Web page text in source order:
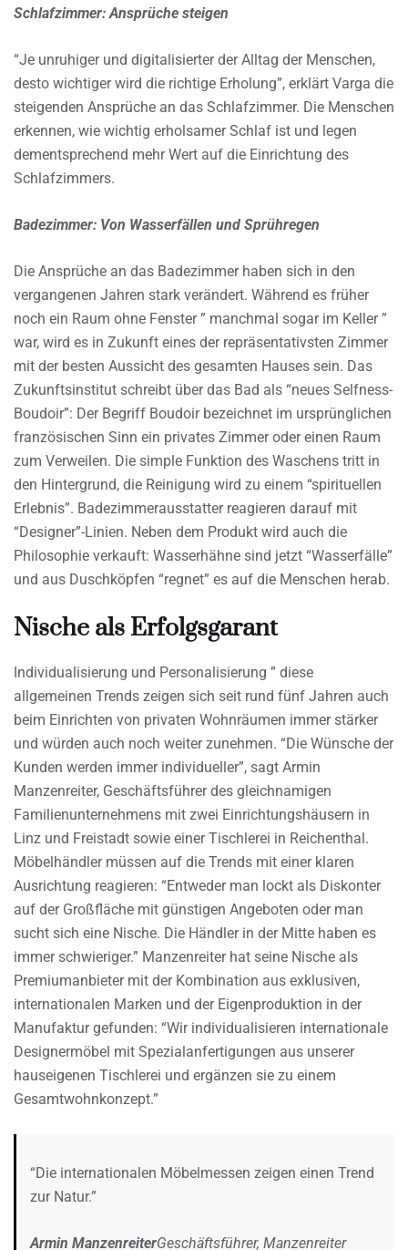
Schlafzimmer: Ansprüche steigen
“Je unruhiger und digitalisierter der Alltag der Menschen,
desto wichtiger wird die richtige Erholung”, erklärt Varga die
steigenden Ansprüche an das Schlafzimmer. Die Menschen
erkennen, wie wichtig erholsamer Schlaf ist und legen
dementsprechend mehr Wert auf die Einrichtung des
Schlafzimmers.
Badezimmer: Von Wasserfällen und Sprühregen
Die Ansprüche an das Badezimmer haben sich in den
vergangenen Jahren stark verändert. Während es früher
noch ein Raum ohne Fenster ” manchmal sogar im Keller ”
war, wird es in Zukunft eines der repräsentativsten Zimmer
mit der besten Aussicht des gesamten Hauses sein. Das
Zukunftsinstitut schreibt über das Bad als “neues Selfness-
Boudoir”: Der Begriff Boudoir bezeichnet im ursprünglichen
französischen Sinn ein privates Zimmer oder einen Raum
zum Verweilen. Die simple Funktion des Waschens tritt in
den Hintergrund, die Reinigung wird zu einem “spirituellen
Erlebnis”. Badezimmerausstatter reagieren darauf mit
“Designer”-Linien. Neben dem Produkt wird auch die
Philosophie verkauft: Wasserhähne sind jetzt “Wasserfälle”
und aus Duschköpfen “regnet” es auf die Menschen herab.
Nische als Erfolgsgarant
Individualisierung und Personalisierung ” diese
allgemeinen Trends zeigen sich seit rund fünf Jahren auch
beim Einrichten von privaten Wohnräumen immer stärker
und würden auch noch weiter zunehmen. “Die Wünsche der
Kunden werden immer individueller”, sagt Armin
Manzenreiter, Geschäftsführer des gleichnamigen
Familienunternehmens mit zwei Einrichtungshäusern in
Linz und Freistadt sowie einer Tischlerei in Reichenthal.
Möbelhändler müssen auf die Trends mit einer klaren
Ausrichtung reagieren: “Entweder man lockt als Diskonter
auf der Großfläche mit günstigen Angeboten oder man
sucht sich eine Nische. Die Händler in der Mitte haben es
immer schwieriger.” Manzenreiter hat seine Nische als
Premiumanbieter mit der Kombination aus exklusiven,
internationalen Marken und der Eigenproduktion in der
Manufaktur gefunden: “Wir individualisieren internationale
Designermöbel mit Spezialanfertigungen aus unserer
hauseigenen Tischlerei und ergänzen sie zu einem
Gesamtwohnkonzept.”
“Die internationalen Möbelmessen zeigen einen Trend
zur Natur.”
Armin ManzenreiterGeschäftsführer, Manzenreiter